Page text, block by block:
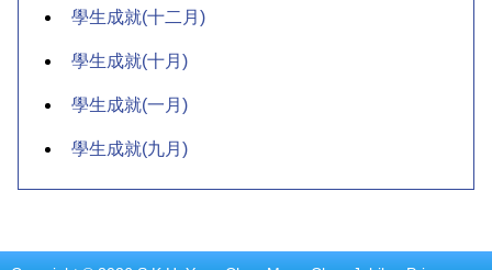
學生成就(十二月)
學生成就(十月)
學生成就(一月)
學生成就(九月)